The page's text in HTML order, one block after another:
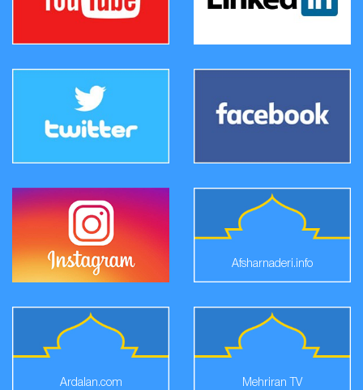
Afsharnaderi.info
Ardalan.com Mehriran TV